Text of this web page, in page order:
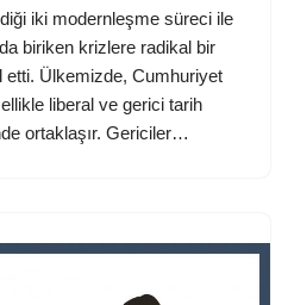
iki modernleşme süreci ile
biriken krizlere radikal bir
etti. Ülkemizde, Cumhuriyet
liberal ve gerici tarih
ortaklaşır. Gericiler…